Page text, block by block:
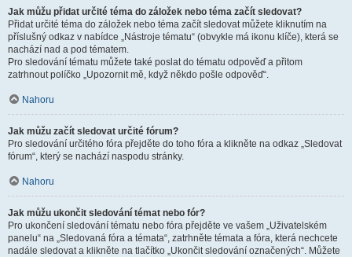
Jak můžu přidat určité téma do záložek nebo téma začít sledovat?
Přidat určité téma do záložek nebo téma začít sledovat můžete kliknutím na
příslušný odkaz v nabídce „Nástroje tématu“ (obvykle má ikonu klíče), která se
nachází nad a pod tématem.
Pro sledování tématu můžete také poslat do tématu odpověď a přitom
zatrhnout políčko „Upozornit mě, když někdo pošle odpověď“.
Nahoru
Jak můžu začít sledovat určité fórum?
Pro sledování určitého fóra přejděte do toho fóra a klikněte na odkaz „Sledovat
fórum“, který se nachází naspodu stránky.
Nahoru
Jak můžu ukončit sledování témat nebo fór?
Pro ukončení sledování tématu nebo fóra přejděte ve vašem „Uživatelském
panelu“ na „Sledovaná fóra a témata“, zatrhněte témata a fóra, která nechcete
nadále sledovat a klikněte na tlačítko „Ukončit sledování označených“. Můžete